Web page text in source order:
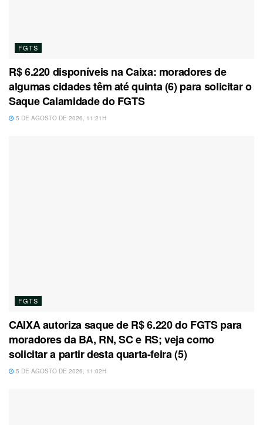
FGTS
R$ 6.220 disponíveis na Caixa: moradores de
algumas cidades têm até quinta (6) para solicitar o
Saque Calamidade do FGTS
5 DE AGOSTO DE 2026, 11:21H
FGTS
CAIXA autoriza saque de R$ 6.220 do FGTS para
moradores da BA, RN, SC e RS; veja como
solicitar a partir desta quarta-feira (5)
5 DE AGOSTO DE 2026, 11:02H